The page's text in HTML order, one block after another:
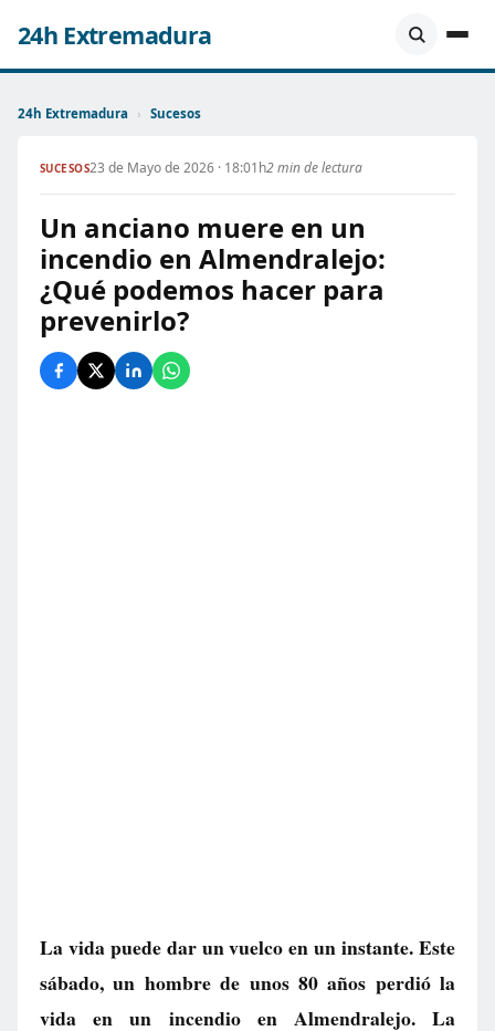
24h Extremadura
24h Extremadura › Sucesos
SUCESOS23 de Mayo de 2026 · 18:01h2 min de lectura
Un anciano muere en un
incendio en Almendralejo:
¿Qué podemos hacer para
prevenirlo?
La vida puede dar un vuelco en un instante. Este
sábado, un hombre de unos 80 años perdió la
vida en un incendio en Almendralejo. La